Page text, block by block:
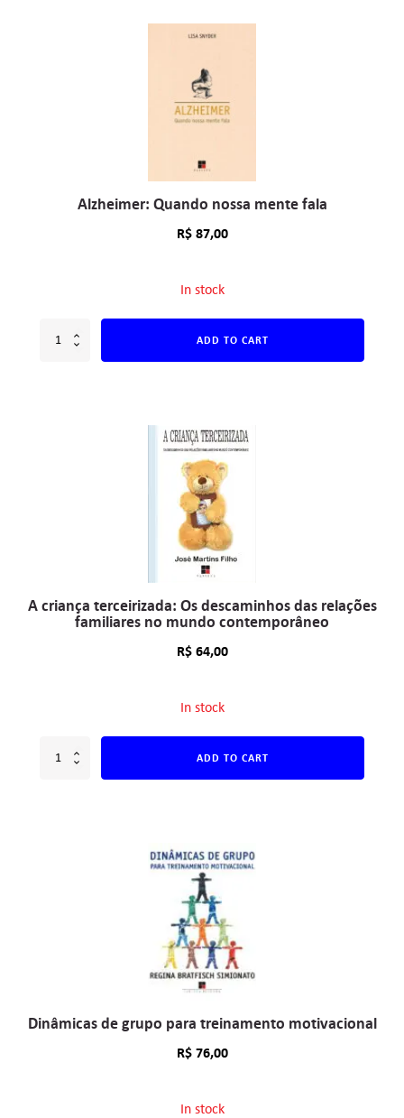
Alzheimer: Quando nossa mente fala
R$87,00
In stock
ADD TO CART
A criança terceirizada: Os descaminhos das relações
familiares no mundo contemporâneo
R$64,00
In stock
ADD TO CART
Dinâmicas de grupo para treinamento motivacional
R$76,00
In stock